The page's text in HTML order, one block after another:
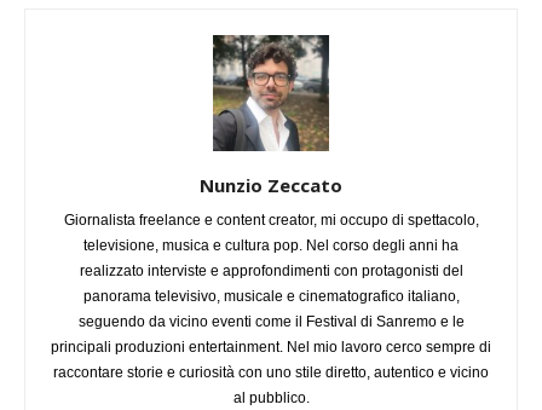
Nunzio Zeccato
Giornalista freelance e content creator, mi occupo di spettacolo,
televisione, musica e cultura pop. Nel corso degli anni ha
realizzato interviste e approfondimenti con protagonisti del
panorama televisivo, musicale e cinematografico italiano,
seguendo da vicino eventi come il Festival di Sanremo e le
principali produzioni entertainment. Nel mio lavoro cerco sempre di
raccontare storie e curiosità con uno stile diretto, autentico e vicino
al pubblico.